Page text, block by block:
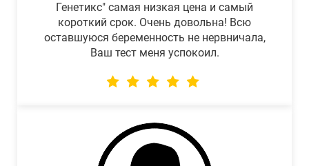
Генетикс" самая низкая цена и самый
короткий срок. Очень довольна! Всю
оставшуюся беременность не нервничала,
Ваш тест меня успокоил.